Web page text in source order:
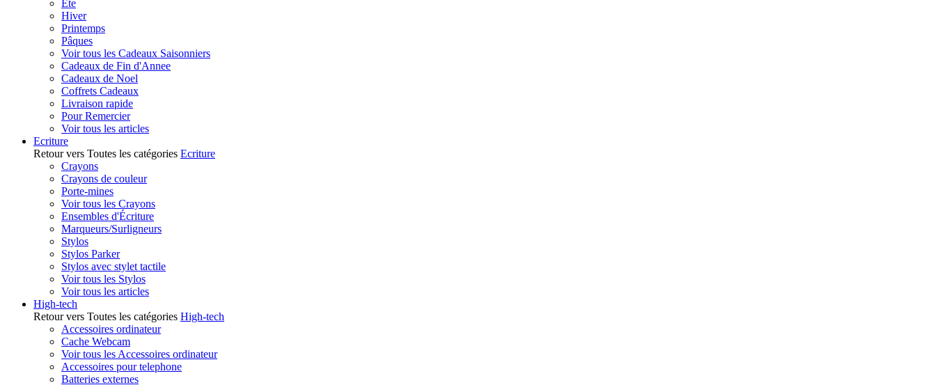
Ete
Hiver
Printemps
Pâques
Voir tous les Cadeaux Saisonniers
Cadeaux de Fin d'Annee
Cadeaux de Noel
Coffrets Cadeaux
Livraison rapide
Pour Remercier
Voir tous les articles
Ecriture
Retour vers Toutes les catégories Ecriture
Crayons
Crayons de couleur
Porte-mines
Voir tous les Crayons
Ensembles d'Écriture
Marqueurs/Surligneurs
Stylos
Stylos Parker
Stylos avec stylet tactile
Voir tous les Stylos
Voir tous les articles
High-tech
Retour vers Toutes les catégories High-tech
Accessoires ordinateur
Cache Webcam
Voir tous les Accessoires ordinateur
Accessoires pour telephone
Batteries externes